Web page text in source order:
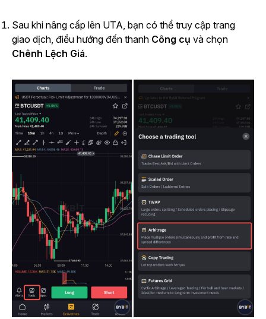
Sau khi nâng cấp lên UTA, bạn có thể truy cập trang
giao dịch, điều hướng đến thanh Công cụ và chọn
Chênh Lệch Giá.